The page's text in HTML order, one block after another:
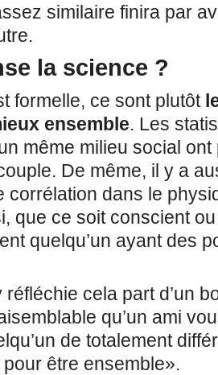
similaire finira par
la science ?
formelle, ce sont plutôt
ensemble. Les
même milieu social
De même, il y a
corrélation dans le
que ce soit conscient
quelqu’un ayant des
réfléchie cela part d’un
qu’un ami
de totalement
être ensemble».